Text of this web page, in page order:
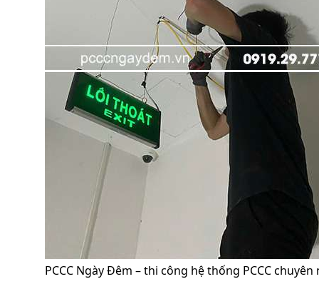
PCCC Ngày Đêm – thi công hệ thống PCCC